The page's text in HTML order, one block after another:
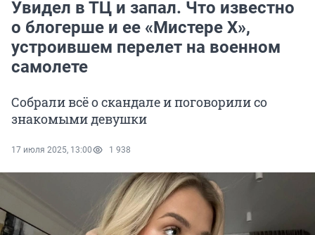
Увидел в ТЦ и запал. Что известно
о блогерше и ее «Мистере Х»,
устроившем перелет на военном
самолете
Собрали всё о скандале и поговорили со
знакомыми девушки
17 июля 2025, 13:00 1 938